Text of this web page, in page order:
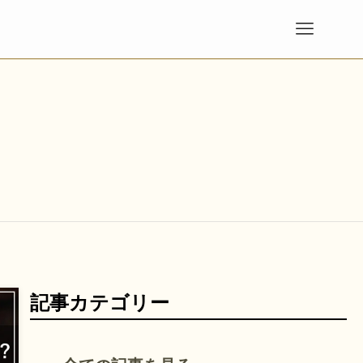
記事カテゴリー